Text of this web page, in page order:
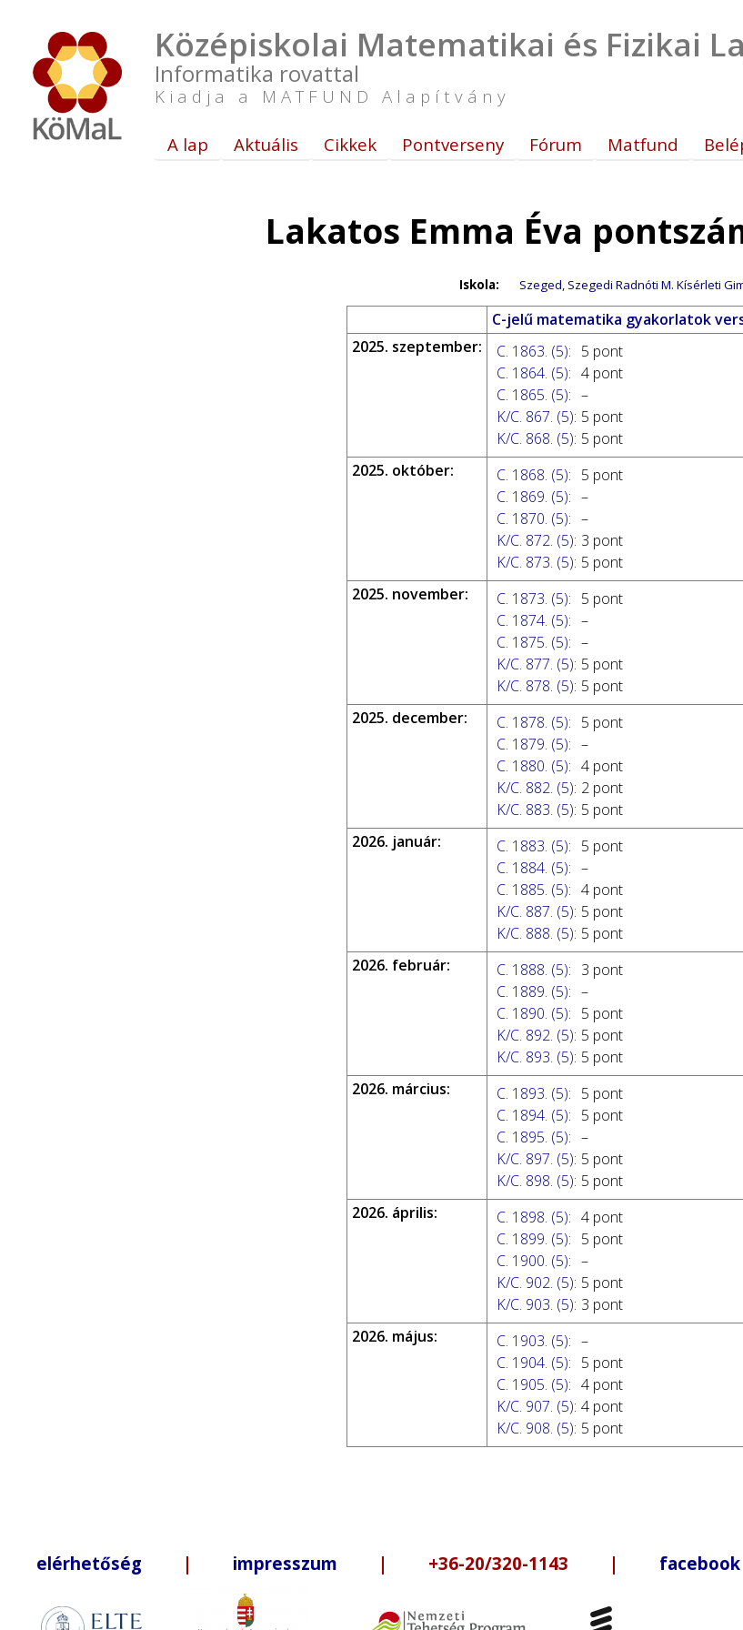
Középiskolai Matematikai és Fizikai
Informatika rovattal
Kiadja a MATFUND Alapítvány
A lap Aktuális Cikkek Pontverseny Fórum Matfund
Lakatos Emma Éva
Iskola: Szeged, Szegedi Radnóti M. Kísérleti
C-jelű matematika gyakorlatok
2025. szeptember:
C. 1863. (5): 5 pont
C. 1864. (5): 4 pont
C. 1865. (5): –
K/C. 867. (5): 5 pont
K/C. 868. (5): 5 pont
2025. október:
C. 1868. (5): 5 pont
C. 1869. (5): –
C. 1870. (5): –
K/C. 872. (5): 3 pont
K/C. 873. (5): 5 pont
2025. november:
C. 1873. (5): 5 pont
C. 1874. (5): –
C. 1875. (5): –
K/C. 877. (5): 5 pont
K/C. 878. (5): 5 pont
2025. december:
C. 1878. (5): 5 pont
C. 1879. (5): –
C. 1880. (5): 4 pont
K/C. 882. (5): 2 pont
K/C. 883. (5): 5 pont
2026. január:
C. 1883. (5): 5 pont
C. 1884. (5): –
C. 1885. (5): 4 pont
K/C. 887. (5): 5 pont
K/C. 888. (5): 5 pont
2026. február:
C. 1888. (5): 3 pont
C. 1889. (5): –
C. 1890. (5): 5 pont
K/C. 892. (5): 5 pont
K/C. 893. (5): 5 pont
2026. március:
C. 1893. (5): 5 pont
C. 1894. (5): 5 pont
C. 1895. (5): –
K/C. 897. (5): 5 pont
K/C. 898. (5): 5 pont
2026. április:
C. 1898. (5): 4 pont
C. 1899. (5): 5 pont
C. 1900. (5): –
K/C. 902. (5): 5 pont
K/C. 903. (5): 3 pont
2026. május:
C. 1903. (5): –
C. 1904. (5): 5 pont
C. 1905. (5): 4 pont
K/C. 907. (5): 4 pont
K/C. 908. (5): 5 pont
elérhetőség | impresszum | +36-20/320-1143 | facebook